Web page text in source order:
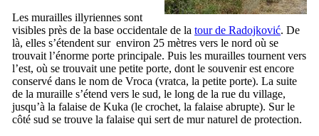
Les murailles illyriennes sont
visibles près de la base occidentale de la tour de Radojković. De
là, elles s’étendent sur environ 25 mètres vers le nord où se
trouvait l’énorme porte principale. Puis les murailles tournent vers
l’est, où se trouvait une petite porte, dont le souvenir est encore
conservé dans le nom de Vroca (vratca, la petite porte). La suite
de la muraille s’étend vers le sud, le long de la rue du village,
jusqu’à la falaise de Kuka (le crochet, la falaise abrupte). Sur le
côté sud se trouve la falaise qui sert de mur naturel de protection.